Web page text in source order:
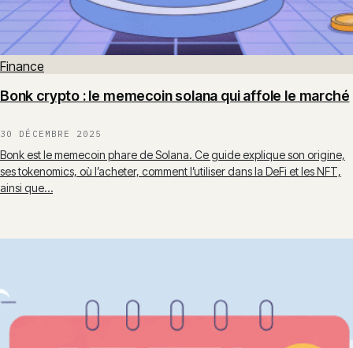
Finance
Bonk crypto : le memecoin solana qui affole le marché
30 DÉCEMBRE 2025
Bonk est le memecoin phare de Solana. Ce guide explique son origine,
ses tokenomics, où l’acheter, comment l’utiliser dans la DeFi et les NFT,
ainsi que…